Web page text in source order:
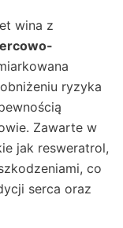
wina z
ryzyka
Zawarte w
jak resweratrol,
co
serca oraz